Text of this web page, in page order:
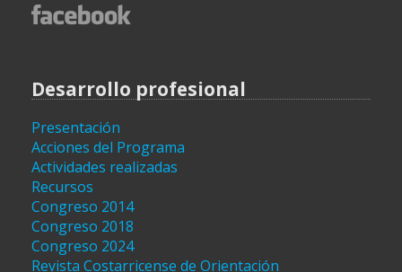
Desarrollo profesional
Presentación
Acciones del Programa
Actividades realizadas
Recursos
Congreso 2014
Congreso 2018
Congreso 2024
Revista Costarricense de Orientación